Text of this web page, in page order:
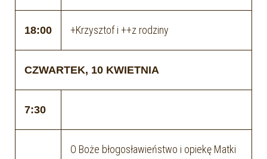
18:00 +Krzysztof i ++z rodziny
CZWARTEK, 10 KWIETNIA
7:30
O Boże błogosławieństwo i opiekę Matki